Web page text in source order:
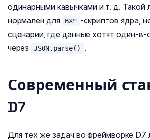
одинарными кавычками и т. д. Такой
нормален для
BX* -скриптов ядра,
сценарии, где данные хотят один-в-
через
JSON.parse() .
Современный
D7
Для тех же задач во фреймворке D7